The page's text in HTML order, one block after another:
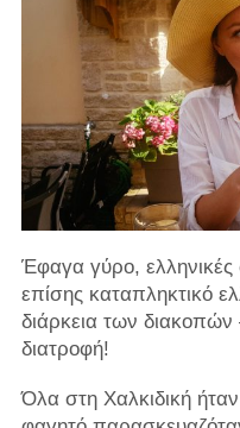
Έφαγα γύρο,
επίσης καταπληκτικό
διάρκεια των
διατροφή!
Όλα στη Χαλκιδική